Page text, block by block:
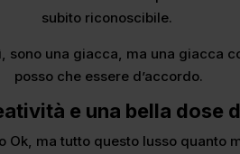
subito riconoscibile.
sono una giacca, ma una giacca
posso che essere d’accordo.
e una bella dose
Ok, ma tutto questo lusso quanto